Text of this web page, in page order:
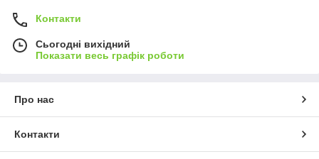
Контакти
Сьогодні вихідний
Показати весь графік роботи
Про нас
Контакти